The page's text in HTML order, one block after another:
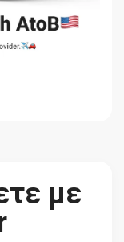
με